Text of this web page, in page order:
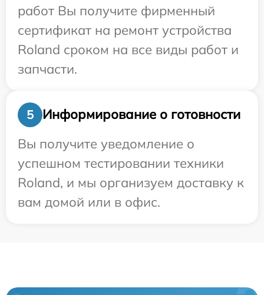
работ Вы получите фирменный
сертификат на ремонт устройства
Roland сроком на все виды работ и
запчасти.
5
Информирование о готовности
Вы получите уведомление о
успешном тестировании техники
Roland, и мы организуем доставку к
вам домой или в офис.